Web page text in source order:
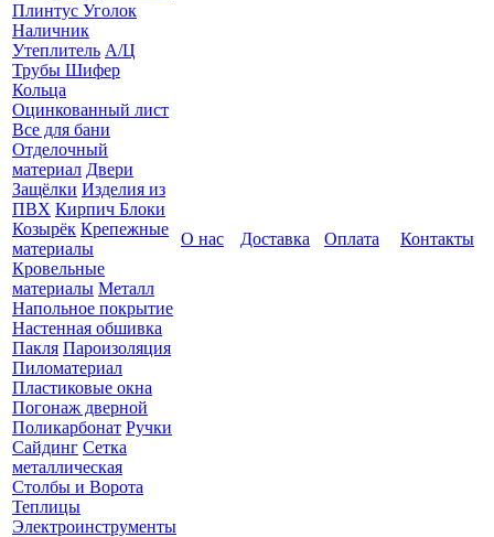
Плинтус Уголок
Наличник
Утеплитель А/Ц
Трубы Шифер
Кольца
Оцинкованный лист
Все для бани
Отделочный
материал Двери
Защёлки Изделия из
ПВХ Кирпич Блоки
Козырёк Крепежные
материалы
Кровельные
материалы Металл
Напольное покрытие
Настенная обшивка
Пакля Пароизоляция
Пиломатериал
Пластиковые окна
Погонаж дверной
Поликарбонат Ручки
Сайдинг Сетка
металлическая
Столбы и Ворота
Теплицы
Электроинструменты
О нас Доставка Оплата Контакты